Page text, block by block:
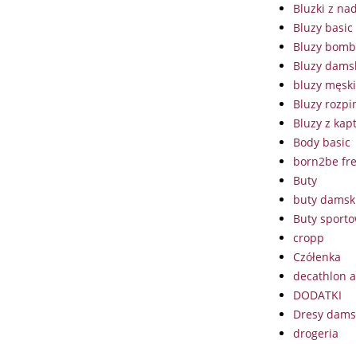
Bluzki z
Bluzy basic
Bluzy
Bluzy
bluzy
Bluzy
Bluzy z
Body basic
born2be
Buty
buty
Buty
cropp
Czółenka
decathlon
DODATKI
Dresy
drogeria